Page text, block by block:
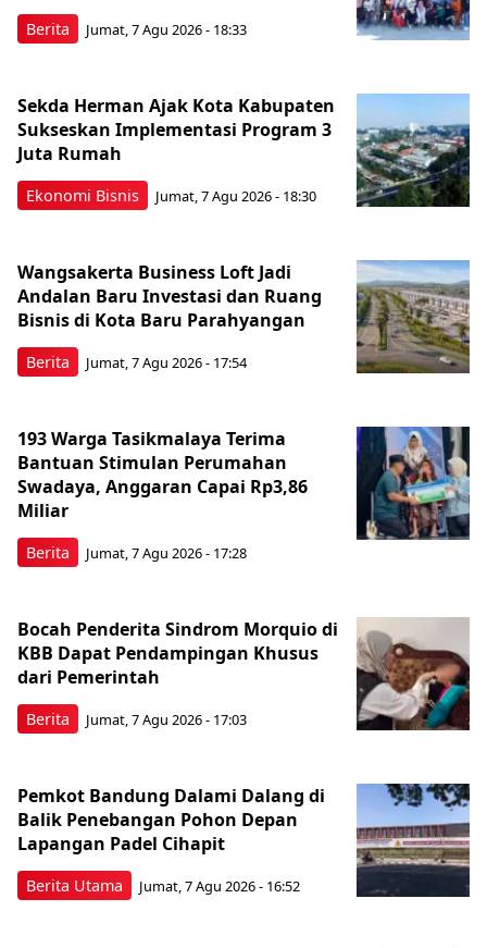
Berita Jumat, 7 Agu 2026 - 18:33
Ekonomi Bisnis
Sekda Herman Ajak Kota Kabupaten
Sukseskan Implementasi Program 3
Juta Rumah
Jumat, 7 Agu 2026 - 18:30
Berita
Wangsakerta Business Loft Jadi
Andalan Baru Investasi dan Ruang
Bisnis di Kota Baru Parahyangan
Jumat, 7 Agu 2026 - 17:54
Berita
193 Warga Tasikmalaya Terima
Bantuan Stimulan Perumahan
Swadaya, Anggaran Capai Rp3,86
Miliar
Jumat, 7 Agu 2026 - 17:28
Berita
Bocah Penderita Sindrom Morquio di
KBB Dapat Pendampingan Khusus
dari Pemerintah
Jumat, 7 Agu 2026 - 17:03
Berita Utama
Pemkot Bandung Dalami Dalang di
Balik Penebangan Pohon Depan
Lapangan Padel Cihapit
Jumat, 7 Agu 2026 - 16:52